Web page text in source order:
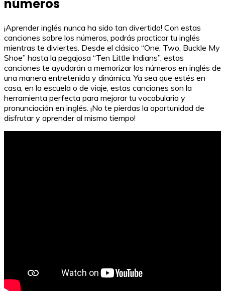
números
¡Aprender inglés nunca ha sido tan divertido! Con estas
canciones sobre los números, podrás practicar tu inglés
mientras te diviertes. Desde el clásico “One, Two, Buckle My
Shoe” hasta la pegajosa “Ten Little Indians”, estas
canciones te ayudarán a memorizar los números en inglés de
una manera entretenida y dinámica. Ya sea que estés en
casa, en la escuela o de viaje, estas canciones son la
herramienta perfecta para mejorar tu vocabulario y
pronunciación en inglés. ¡No te pierdas la oportunidad de
disfrutar y aprender al mismo tiempo!